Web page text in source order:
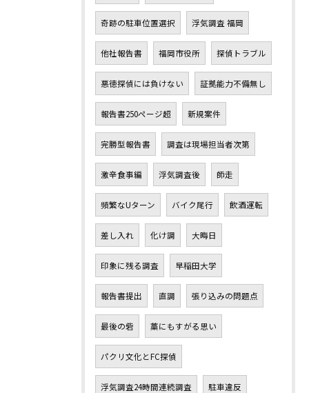
奇跡の駐車位置選択 浮気調査 福岡
他社報告書 福岡市役所 探偵トラブル
悪徳探偵には負けない 証拠能力不備無し
報告書250ページ超 新規案件
完勝型報告書 調査は現場担当者次第
激辛食事編 浮気調査後 師走
頻繁なUターン バイク尾行 飲酒運転
差し入れ 化け調 大晦日
印象に残る調査 早稲田大学
報告書提出 直調 張り込みの問題点
最後の砦 藁にもすがる思い
パクリ文化とFC探偵
浮気調査24時間連続調査 駐車違反